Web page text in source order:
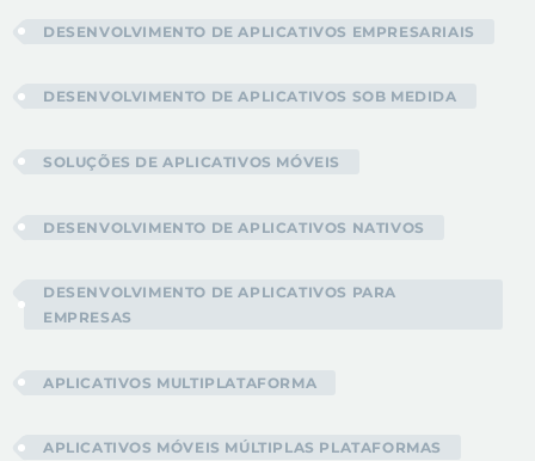
DESENVOLVIMENTO DE APLICATIVOS EMPRESARIAIS
DESENVOLVIMENTO DE APLICATIVOS SOB MEDIDA
SOLUÇÕES DE APLICATIVOS MÓVEIS
DESENVOLVIMENTO DE APLICATIVOS NATIVOS
DESENVOLVIMENTO DE APLICATIVOS PARA
EMPRESAS
APLICATIVOS MULTIPLATAFORMA
APLICATIVOS MÓVEIS MÚLTIPLAS PLATAFORMAS